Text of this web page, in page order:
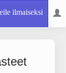
ilmaiseksi
Oy